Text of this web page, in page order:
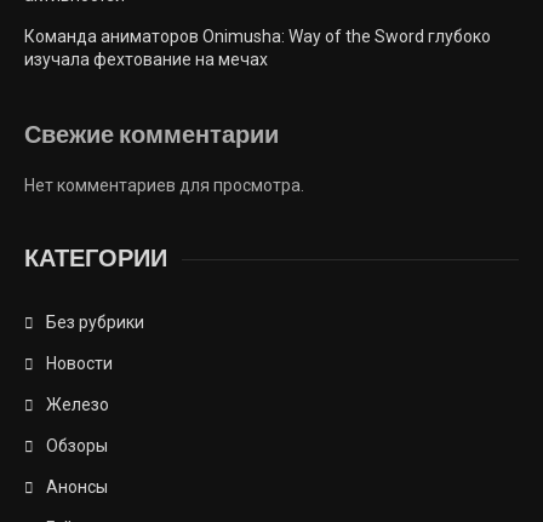
Команда аниматоров Onimusha: Way of the Sword глубоко
изучала фехтование на мечах
Свежие комментарии
Нет комментариев для просмотра.
КАТЕГОРИИ
Без рубрики
Новости
Железо
Обзоры
Анонсы